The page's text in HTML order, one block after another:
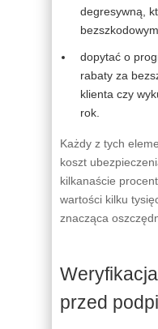
degresywną,
dopytać o
rabaty za
klienta czy
rok.
Każdy z tych
koszt
kilkanaście
wartości kilku
znacząca
przed